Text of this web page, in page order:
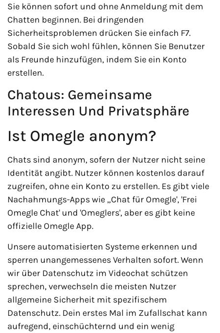
Sie können sofort und ohne Anmeldung mit dem
Chatten beginnen. Bei dringenden
Sicherheitsproblemen drücken Sie einfach F7.
Sobald Sie sich wohl fühlen, können Sie Benutzer
als Freunde hinzufügen, indem Sie ein Konto
erstellen.
Chatous: Gemeinsame
Interessen Und Privatsphäre
Ist Omegle anonym?
Chats sind anonym, sofern der Nutzer nicht seine
Identität angibt. Nutzer können kostenlos darauf
zugreifen, ohne ein Konto zu erstellen. Es gibt viele
Nachahmungs-Apps wie „Chat für Omegle', 'Frei
Omegle Chat' und 'Omeglers', aber es gibt keine
offizielle Omegle App.
Unsere automatisierten Systeme erkennen und
sperren unangemessenes Verhalten sofort. Wenn
wir über Datenschutz im Videochat schützen
sprechen, verwechseln die meisten Nutzer
allgemeine Sicherheit mit spezifischem
Datenschutz. Dein erstes Mal im Zufallschat kann
aufregend, einschüchternd und ein wenig